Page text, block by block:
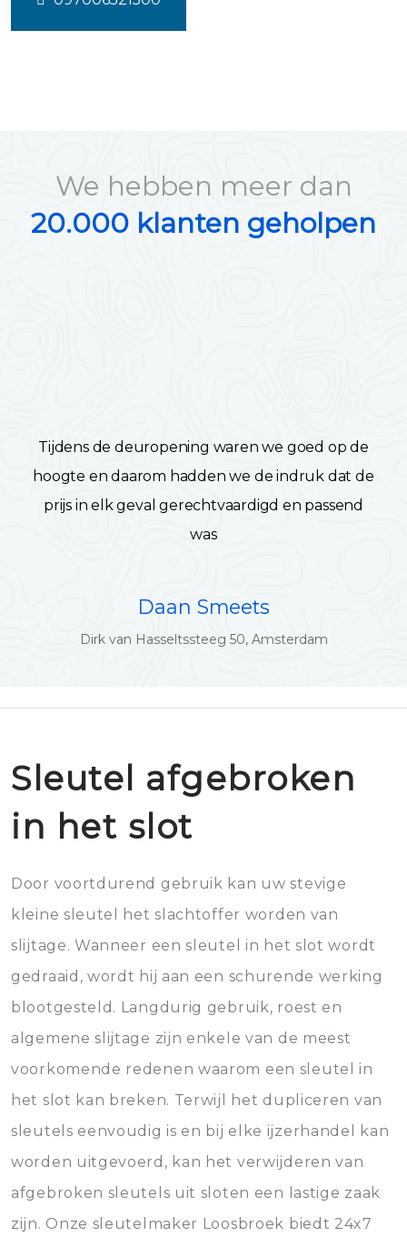
We hebben meer dan
20.000 klanten geholpen
Tijdens de deuropening waren we goed op de
hoogte en daarom hadden we de indruk dat de
prijs in elk geval gerechtvaardigd en passend
was
Daan Smeets
Dirk van Hasseltssteeg 50, Amsterdam
Sleutel afgebroken
in het slot
Door voortdurend gebruik kan uw stevige
kleine sleutel het slachtoffer worden van
slijtage. Wanneer een sleutel in het slot wordt
gedraaid, wordt hij aan een schurende werking
blootgesteld. Langdurig gebruik, roest en
algemene slijtage zijn enkele van de meest
voorkomende redenen waarom een sleutel in
het slot kan breken. Terwijl het dupliceren van
sleutels eenvoudig is en bij elke ijzerhandel kan
worden uitgevoerd, kan het verwijderen van
afgebroken sleutels uit sloten een lastige zaak
zijn. Onze sleutelmaker Loosbroek biedt 24x7